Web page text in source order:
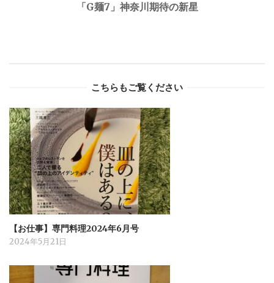
「G麺7」神奈川期待の新星
こちらもご覧ください
【お仕事】専門料理2024年6月号
2024年5月21日